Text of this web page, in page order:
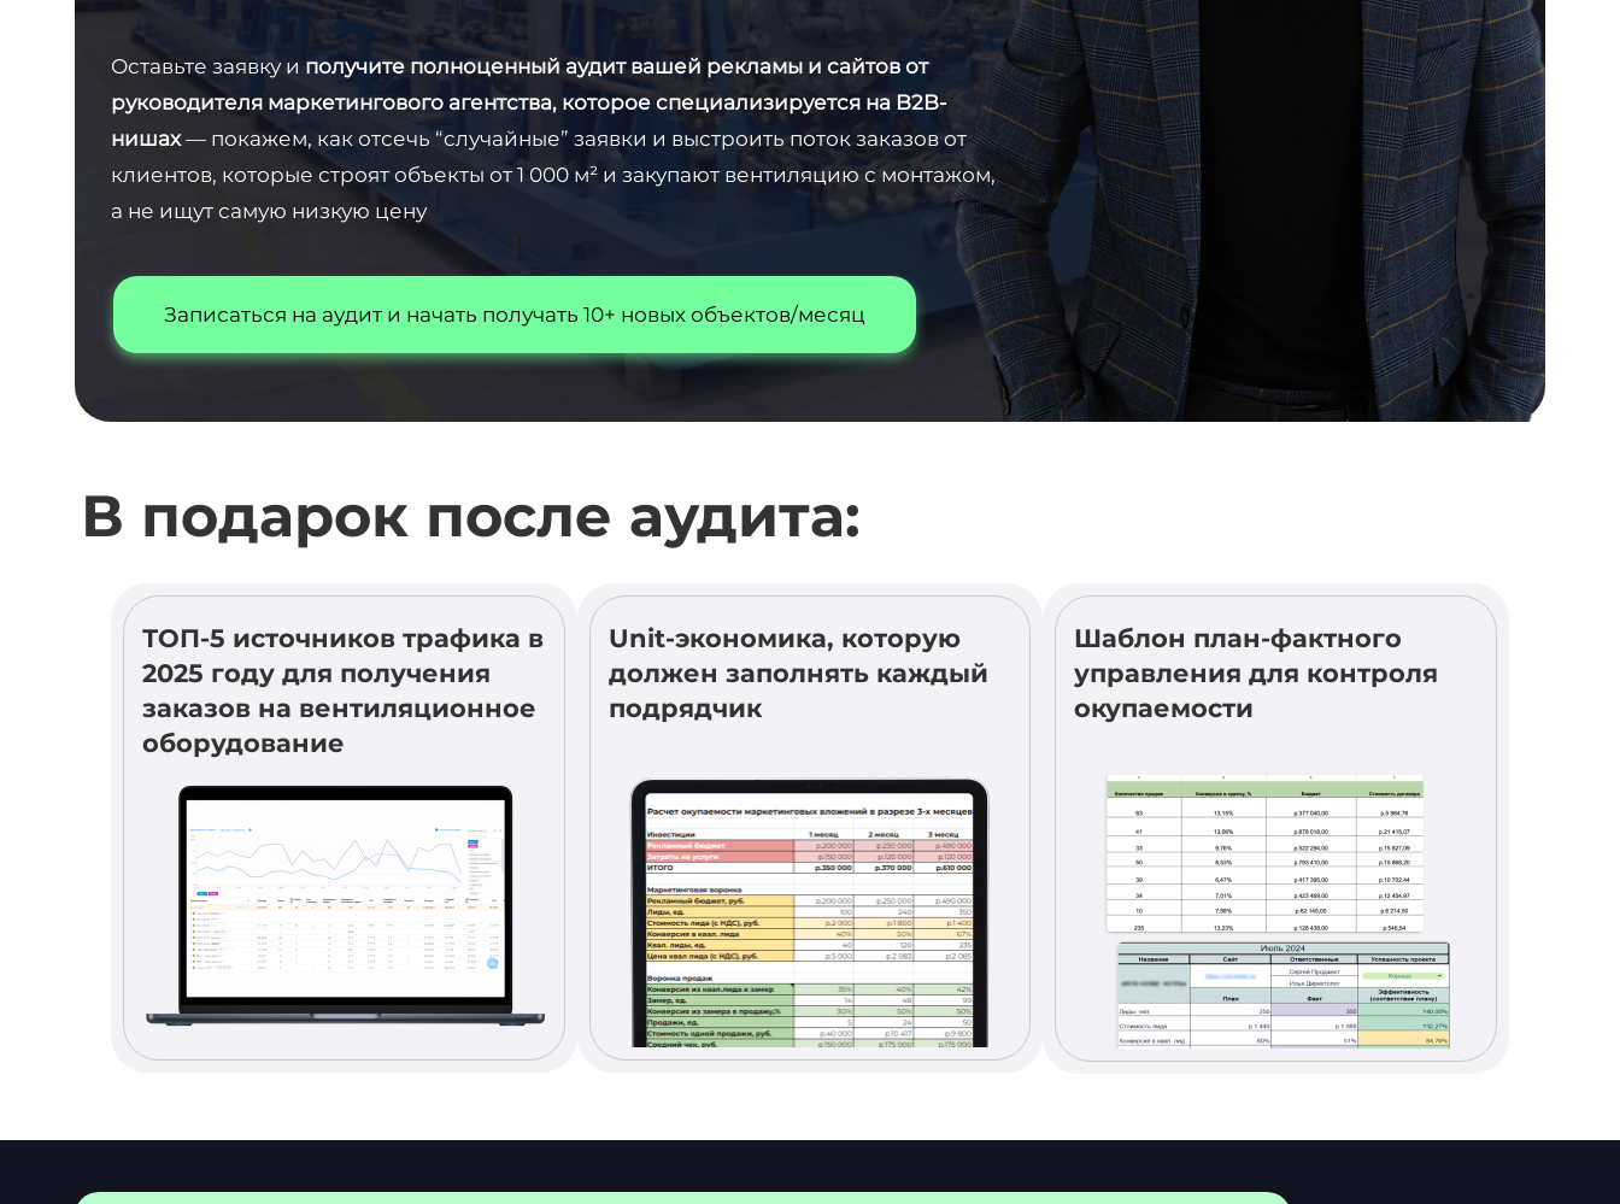
Оставьте заявку и получите полноценный аудит вашей рекламы и сайтов от
руководителя маркетингового агентства, которое специализируется на B2B-
нишах— покажем, как отсечь “случайные” заявки и выстроить поток заказов от
клиентов, которые строят объекты от 1 000 м² и закупают вентиляцию с монтажом,
а не ищут самую низкую цену
Записаться на аудит и начать получать 10+ новых объектов/месяц
В подарок после аудита:
ТОП-5 источников трафика в
2025 году для получения
заказов на вентиляционное
оборудование
Unit-экономика, которую
должен заполнять каждый
подрядчик
Шаблон план-фактного
управления для контроля
окупаемости